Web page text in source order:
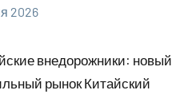
2026
внедорожники: новый
рынок Китайский